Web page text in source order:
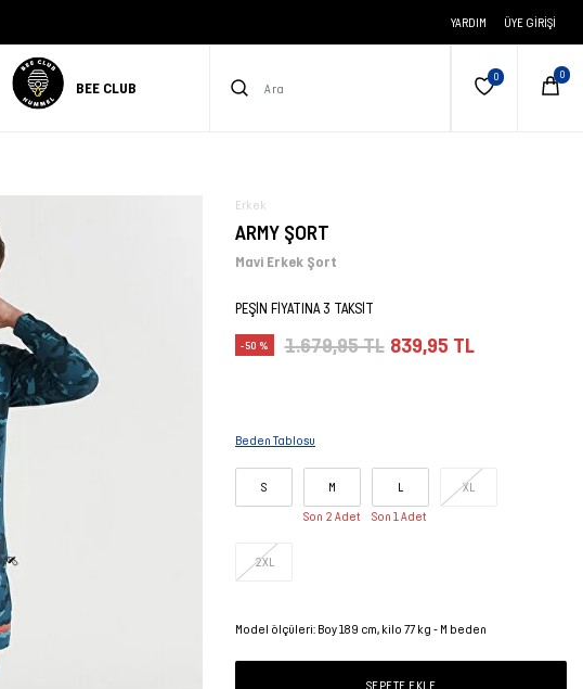
YARDIM ÜYE GIRIŞI
BEE CLUB
Erkek
ARMY ŞORT
Mavi Erkek Şort
PEŞİN FİYATINA 3 TAKSİT
-50 % 1.679,95 TL 839,95 TL
Beden Tablosu
S M
Son 2 Adet
L
Son 1 Adet
XL
2XL
Model ölçüleri: Boy 189 cm, kilo 77 kg - M beden
SEPETE EKLE